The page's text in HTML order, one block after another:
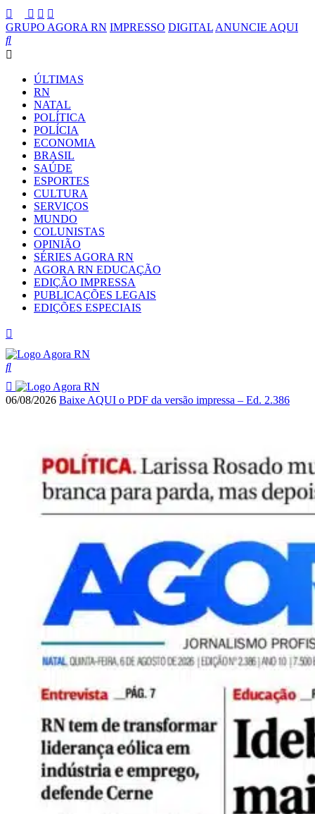
GRUPO AGORA RN IMPRESSO DIGITAL ANUNCIE AQUI
ÚLTIMAS
RN
NATAL
POLÍTICA
POLÍCIA
ECONOMIA
BRASIL
SAÚDE
ESPORTES
CULTURA
SERVIÇOS
MUNDO
COLUNISTAS
OPINIÃO
SÉRIES AGORA RN
AGORA RN EDUCAÇÃO
EDIÇÃO IMPRESSA
PUBLICAÇÕES LEGAIS
EDIÇÕES ESPECIAIS
06/08/2026 Baixe AQUI o PDF da versão impressa – Ed. 2.386